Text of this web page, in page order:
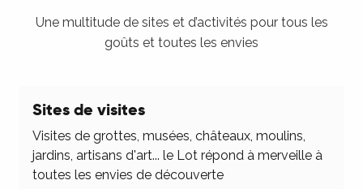
Une multitude de sites et d’activités pour tous les
goûts et toutes les envies
Sites de visites
Visites de grottes, musées, châteaux, moulins,
jardins, artisans d'art... le Lot répond à merveille à
toutes les envies de découverte